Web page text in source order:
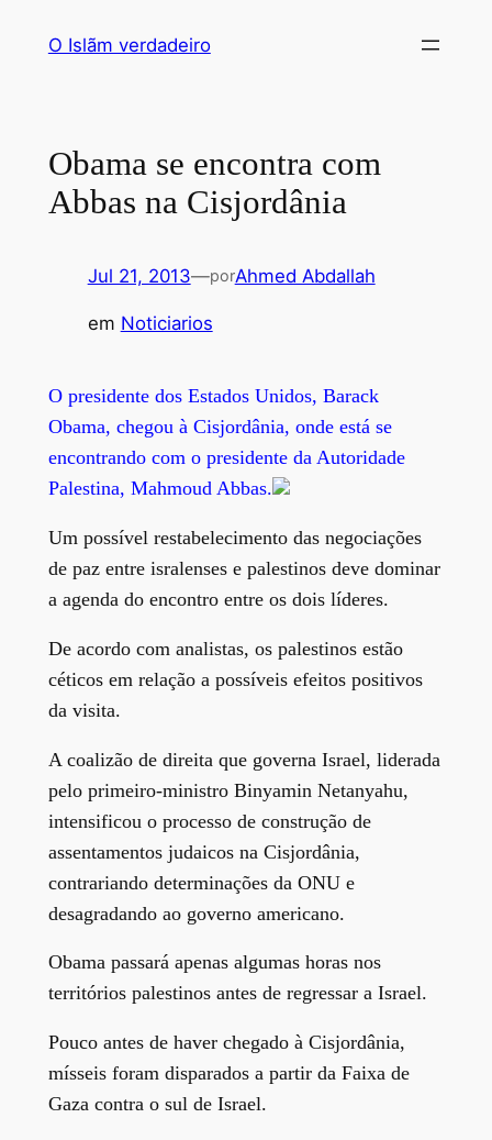
O Islãm verdadeiro
Obama se encontra com
Abbas na Cisjordânia
Jul 21, 2013—porAhmed Abdallah
em Noticiarios
O presidente dos Estados Unidos, Barack
Obama, chegou à Cisjordânia, onde está se
encontrando com o presidente da Autoridade
Palestina, Mahmoud Abbas.
Um possível restabelecimento das negociações
de paz entre isralenses e palestinos deve dominar
a agenda do encontro entre os dois líderes.
De acordo com analistas, os palestinos estão
céticos em relação a possíveis efeitos positivos
da visita.
A coalizão de direita que governa Israel, liderada
pelo primeiro-ministro Binyamin Netanyahu,
intensificou o processo de construção de
assentamentos judaicos na Cisjordânia,
contrariando determinações da ONU e
desagradando ao governo americano.
Obama passará apenas algumas horas nos
territórios palestinos antes de regressar a Israel.
Pouco antes de haver chegado à Cisjordânia,
mísseis foram disparados a partir da Faixa de
Gaza contra o sul de Israel.